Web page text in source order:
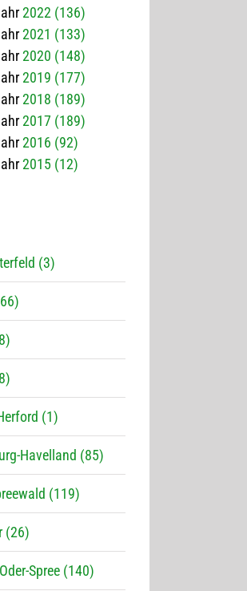
2022 (136)
2021 (133)
2020 (148)
2019 (177)
2018 (189)
2017 (189)
2016 (92)
2015 (12)
(3)
(1)
Havelland (85)
(119)
(26)
Spree (140)